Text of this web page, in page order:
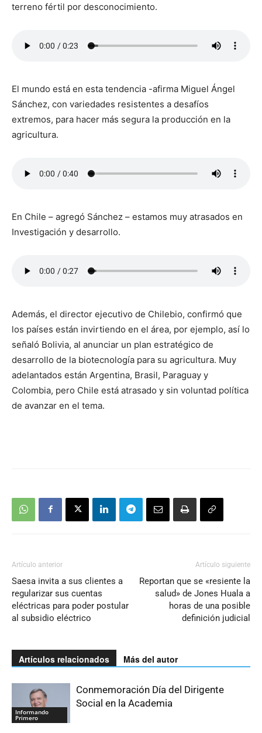
terreno fértil por desconocimiento.
El mundo está en esta tendencia -afirma Miguel Ángel
Sánchez, con variedades resistentes a desafíos
extremos, para hacer más segura la producción en la
agricultura.
En Chile – agregó Sánchez – estamos muy atrasados en
Investigación y desarrollo.
Además, el director ejecutivo de Chilebio, confirmó que
los países están invirtiendo en el área, por ejemplo, así lo
señaló Bolivia, al anunciar un plan estratégico de
desarrollo de la biotecnología para su agricultura. Muy
adelantados están Argentina, Brasil, Paraguay y
Colombia, pero Chile está atrasado y sin voluntad política
de avanzar en el tema.
Artículo anterior
Saesa invita a sus clientes a
regularizar sus cuentas
eléctricas para poder postular
al subsidio eléctrico
Artículo siguiente
Reportan que se «resiente la
salud» de Jones Huala a
horas de una posible
definición judicial
Artículos relacionados Más del autor
Informando
Primero
Conmemoración Día del Dirigente
Social en la Academia